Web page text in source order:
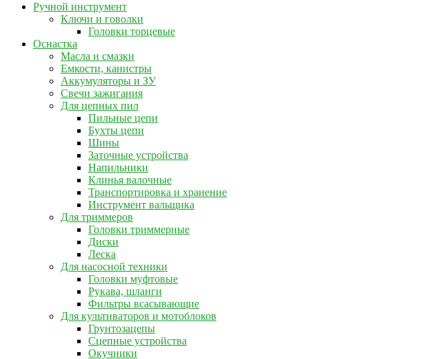
Ручной инструмент
Ключи и говолки
Головки торцевые
Оснастка
Масла и смазки
Емкости, канистры
Аккумуляторы и ЗУ
Свечи зажигания
Для цепных пил
Пильные цепи
Бухты цепи
Шины
Заточные устройства
Напильники
Клинья валочные
Транспортировка и хранение
Инструмент вальщика
Для триммеров
Головки триммерные
Диски
Леска
Для насосной техники
Головки муфтовые
Рукава, шланги
Фильтры всасывающие
Для культиваторов и мотоблоков
Грунтозацепы
Сцепные устройства
Окучники